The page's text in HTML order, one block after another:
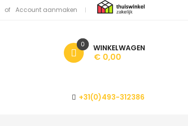
Account aanmaken
WINKELWAGEN
0
€ 0,00
+31(0)493-312386